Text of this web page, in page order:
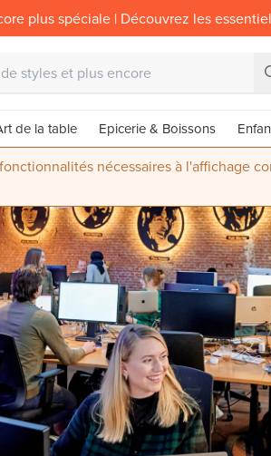
plus spéciale | Découvrez les
de la table Epicerie & Boissons
nécessaires à l'affichage